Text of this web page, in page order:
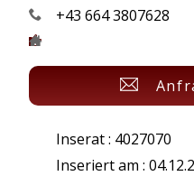
+43 664 3807628
Inserat : 4027070
Inseriert am :